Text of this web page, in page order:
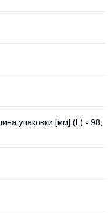
упаковки [мм] (L) - 98;